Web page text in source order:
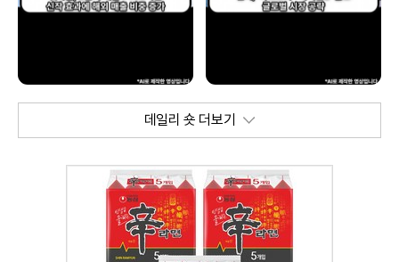
데일리 숏 더보기